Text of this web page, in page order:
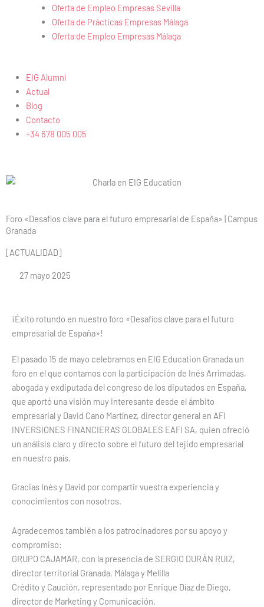
Oferta de Empleo Empresas Sevilla
Oferta de Prácticas Empresas Málaga
Oferta de Empleo Empresas Málaga
EIG Alumni
Actual
Blog
Contacto
+34 678 005 005
Foro «Desafíos clave para el futuro empresarial de España» | Campus
Granada
[ACTUALIDAD]
27 mayo 2025
¡Éxito rotundo en nuestro foro «Desafíos clave para el futuro
empresarial de España»!
El pasado 15 de mayo celebramos en EIG Education Granada un
foro en el que contamos con la participación de Inés Arrimadas,
abogada y exdiputada del congreso de los diputados en España,
que aportó una visión muy interesante desde el ámbito
empresarial y David Cano Martínez, director general en AFI
INVERSIONES FINANCIERAS GLOBALES EAFI SA, quien ofreció
un análisis claro y directo sobre el futuro del tejido empresarial
en nuestro país.
Gracias Inés y David por compartir vuestra experiencia y
conocimientos con nosotros.
Agradecemos también a los patrocinadores por su apoyo y
compromiso:
GRUPO CAJAMAR, con la presencia de SERGIO DURÁN RUIZ,
director territorial Granada, Málaga y Melilla
Crédito y Caución, representado por Enrique Díaz de Diego,
director de Marketing y Comunicación.